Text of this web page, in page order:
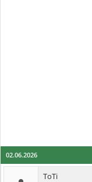
02.06.2026
ToTi